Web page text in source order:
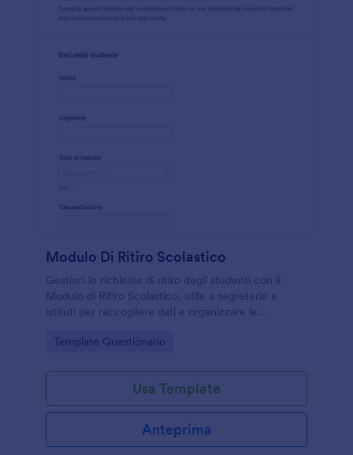
Modulo Di Ritiro Scolastico
Gestisci le richieste di ritiro degli studenti con il
Modulo di Ritiro Scolastico, utile a segreterie e
istituti per raccogliere dati e organizzare le
modulo pronto all’uso.
Go to Category:
Template Questionario
Usa Template
Anteprima